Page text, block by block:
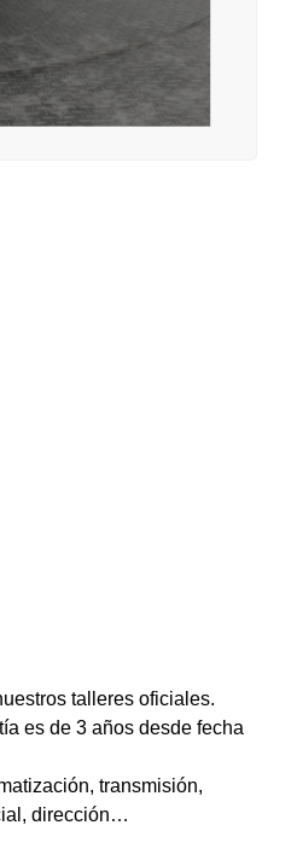
talleres oficiales.
es de 3 años desde fecha
transmisión,
dirección…